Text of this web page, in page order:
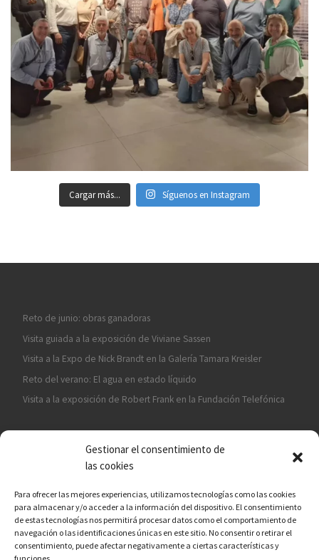
Gestionar el consentimiento de
las cookies
Para ofrecer las mejores experiencias, utilizamos tecnologías como las cookies
para almacenar y/o acceder a la información del dispositivo. El consentimiento
de estas tecnologías nos permitirá procesar datos como el comportamiento de
navegación o las identificaciones únicas en este sitio. No consentir o retirar el
consentimiento, puede afectar negativamente a ciertas características y
Cargar más... Síguenos en Instagram
Reto de junio: obras ganadoras
Visita guiada a la exposición de Viviane Sassen
Visita a la Expo de Nick Brandt en la Galería Tamara Kreisler
Reto del verano: El agua en estado líquido
Visita a la exposición de Robert Frank en la Fundación Telefónica
¡ASÓCIATE A CÁMARA EN MANO!